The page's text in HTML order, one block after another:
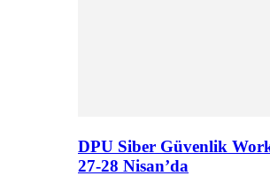
DPU Siber Güvenlik
27-28 Nisan’da